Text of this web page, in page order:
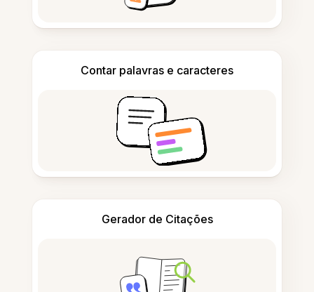
Contar palavras e caracteres
Gerador de Citações